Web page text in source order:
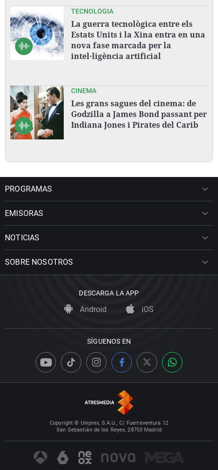
TECNOLOGIA
La guerra tecnològica entre els
Estats Units i la Xina entra en una
nova fase marcada per la
intel·ligència artificial
CINEMA
Les grans sagues del cinema: de
Godzilla a James Bond passant per
Indiana Jones i Pirates del Carib
PROGRAMAS
EMISORAS
NOTICIAS
SOBRE NOSOTROS
DESCARGA LA APP
Android iOS
SÍGUENOS EN
Copyright © Uniprex, S.A.U., C/ Fuerteventura 12
San Sebastián de los Reyes, 28703 Madrid